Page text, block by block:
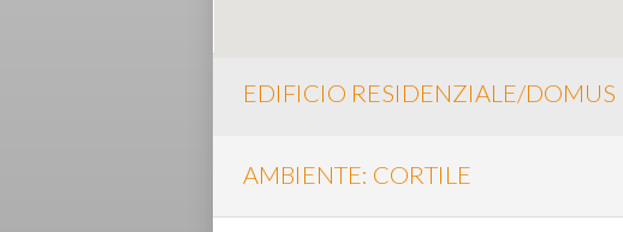
EDIFICIO RESIDENZIALE/DOMUS
AMBIENTE: CORTILE